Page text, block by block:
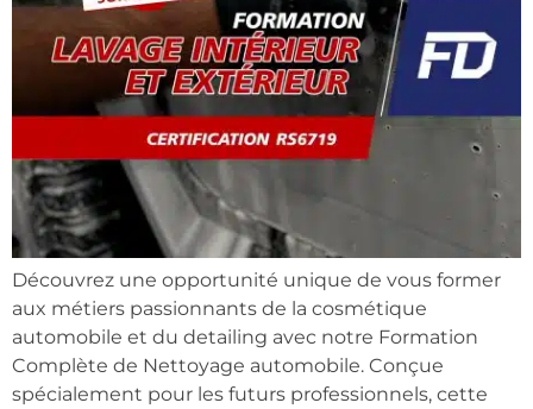
Découvrez une opportunité unique de vous former
aux métiers passionnants de la cosmétique
automobile et du detailing avec notre Formation
Complète de Nettoyage automobile. Conçue
spécialement pour les futurs professionnels, cette